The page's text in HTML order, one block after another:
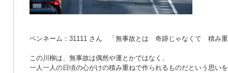
ペンネーム：31111 さん 「無事故とは 奇跡じゃなくて 積み
この川柳は、無事故は偶然や運とかではなく、
一人一人の日頃の心がけの積み重ねで作られるものだという思い